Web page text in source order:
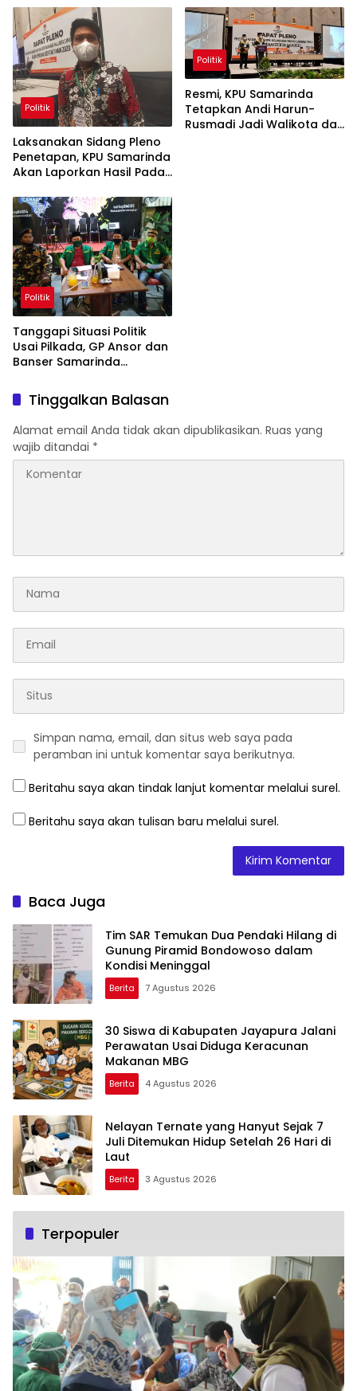
Politik
Laksanakan Sidang Pleno
Penetapan, KPU Samarinda
Akan Laporkan Hasil Pada
Hingga Presiden
Politik
Resmi, KPU Samarinda
Tetapkan Andi Harun-
Rusmadi Jadi Walikota dan
Politik
Tanggapi Situasi Politik
Usai Pilkada, GP Ansor dan
Banser Samarinda
SikapTinggalkan Balasan
Alamat email Anda tidak akan dipublikasikan. Ruas yang
wajib ditandai *
Simpan nama, email, dan situs web saya pada
peramban ini untuk komentar saya berikutnya.
Beritahu saya akan tindak lanjut komentar melalui surel.
Beritahu saya akan tulisan baru melalui surel.
Baca Juga
Tim SAR Temukan Dua Pendaki Hilang di
Gunung Piramid Bondowoso dalam
Kondisi Meninggal
Berita 7 Agustus 2026
30 Siswa di Kabupaten Jayapura Jalani
Perawatan Usai Diduga Keracunan
Makanan MBG
Berita 4 Agustus 2026
Nelayan Ternate yang Hanyut Sejak 7
Juli Ditemukan Hidup Setelah 26 Hari di
Laut
Berita 3 Agustus 2026
Terpopuler